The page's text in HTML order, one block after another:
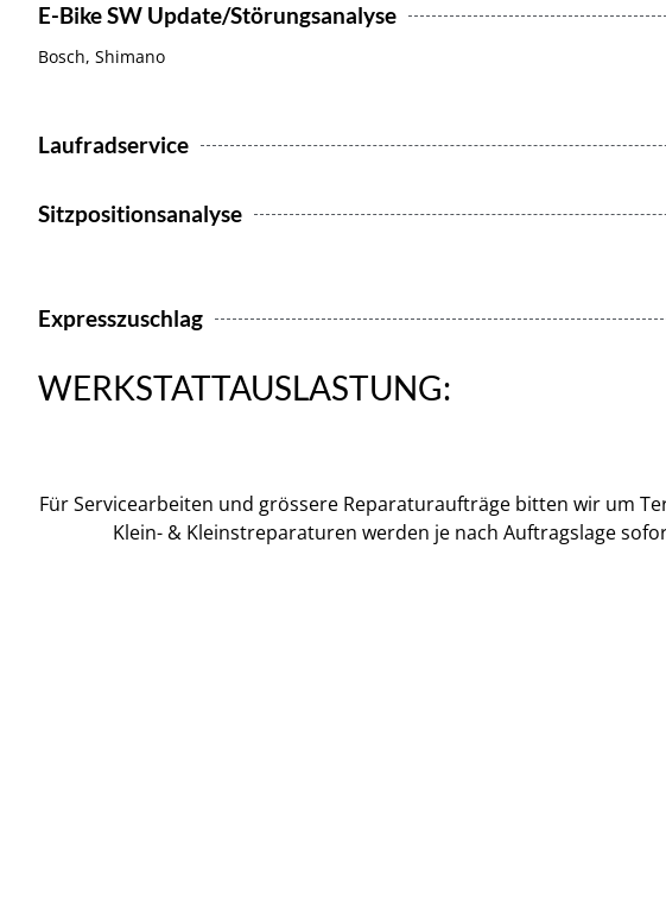
E-Bike SW Update/Störungsanalyse
Bosch, Shimano
Laufradservice
Sitzpositionsanalyse
Expresszuschlag
WERKSTATTAUSLASTUNG:
Für Servicearbeiten und grössere Reparaturaufträge bitten wir um
Klein- & Kleinstreparaturen werden je nach Auftragslage